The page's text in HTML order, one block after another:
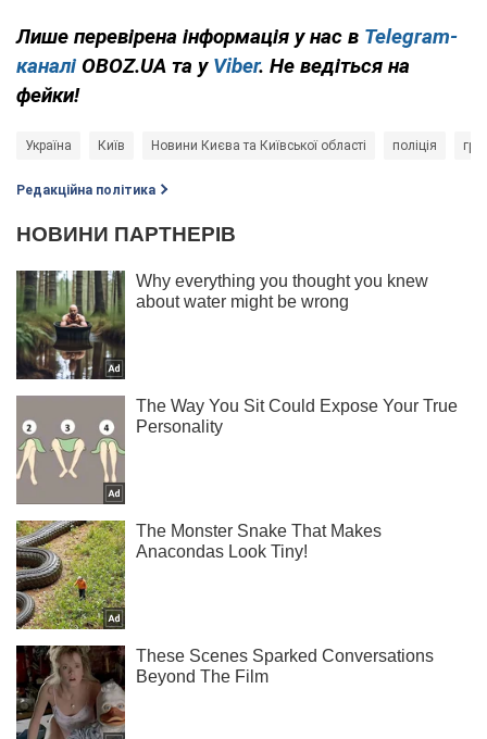
Лише перевірена інформація у нас в Telegram-
каналі OBOZ.UA та у Viber. Не ведіться на
фейки!
Україна Київ Новини Києва та Київської області поліція
Редакційна політика